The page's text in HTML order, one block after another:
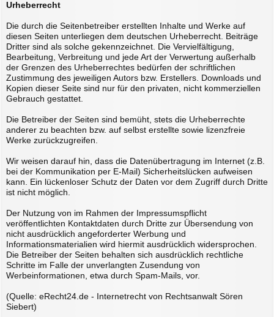
Urheberrecht
Die durch die Seitenbetreiber erstellten Inhalte und Werke auf
diesen Seiten unterliegen dem deutschen Urheberrecht. Beiträge
Dritter sind als solche gekennzeichnet. Die Vervielfältigung,
Bearbeitung, Verbreitung und jede Art der Verwertung außerhalb
der Grenzen des Urheberrechtes bedürfen der schriftlichen
Zustimmung des jeweiligen Autors bzw. Erstellers. Downloads und
Kopien dieser Seite sind nur für den privaten, nicht kommerziellen
Gebrauch gestattet.
Die Betreiber der Seiten sind bemüht, stets die Urheberrechte
anderer zu beachten bzw. auf selbst erstellte sowie lizenzfreie
Werke zurückzugreifen.
Wir weisen darauf hin, dass die Datenübertragung im Internet (z.B.
bei der Kommunikation per E-Mail) Sicherheitslücken aufweisen
kann. Ein lückenloser Schutz der Daten vor dem Zugriff durch Dritte
ist nicht möglich.
Der Nutzung von im Rahmen der Impressumspflicht
veröffentlichten Kontaktdaten durch Dritte zur Übersendung von
nicht ausdrücklich angeforderter Werbung und
Informationsmaterialien wird hiermit ausdrücklich widersprochen.
Die Betreiber der Seiten behalten sich ausdrücklich rechtliche
Schritte im Falle der unverlangten Zusendung von
Werbeinformationen, etwa durch Spam-Mails, vor.
(Quelle: eRecht24.de - Internetrecht von Rechtsanwalt Sören
Siebert)